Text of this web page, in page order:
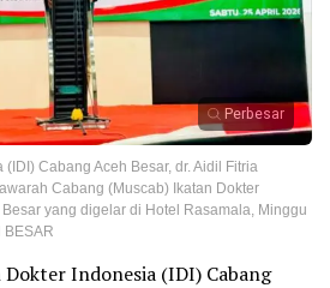
Perbesar
Cabang Aceh Besar, dr. Aidil Fitria
Cabang (Muscab) Ikatan Dokter
yang digelar di Hotel Rasamala, Minggu
BESAR
Indonesia (IDI) Cabang